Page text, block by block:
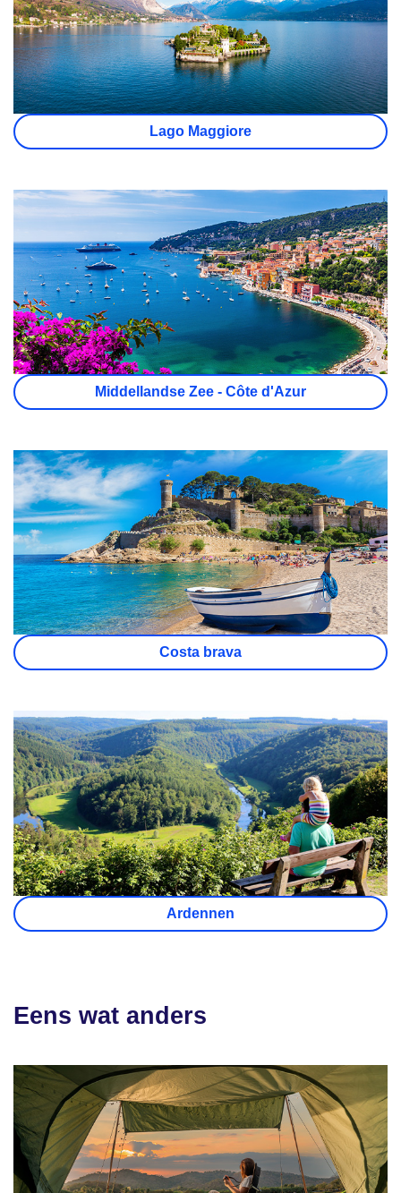
Lago Maggiore
Middellandse Zee - Côte d'Azur
Costa brava
Ardennen
Eens wat anders